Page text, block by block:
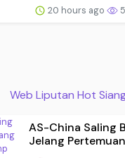
20 hours ago 5
Web Liputan Hot
AS-China Saling
Jelang